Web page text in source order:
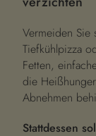
Vermeiden Sie
Tiefkühlpizza
Fetten,
die
Abnehmen
Stattdessen